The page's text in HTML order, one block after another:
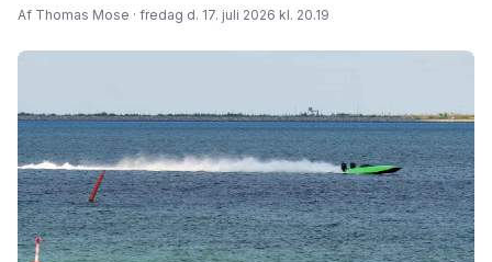
Af Thomas Mose · fredag d. 17. juli 2026 kl. 20.19